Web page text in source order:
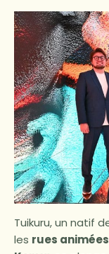
Tuikuru, un natif
les rues